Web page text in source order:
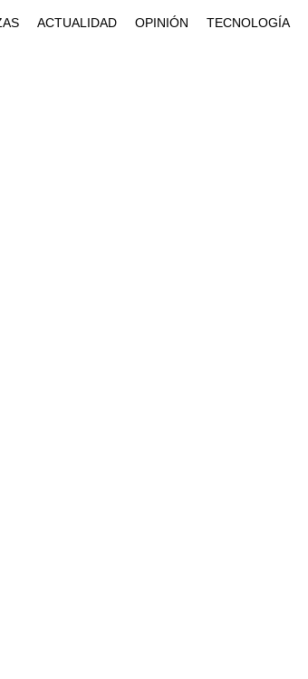
ACTUALIDAD OPINIÓN TECNOLOGÍA